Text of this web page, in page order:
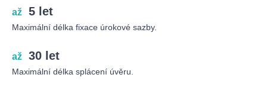
až 5 let
Maximální délka fixace úrokové sazby.
až 30 let
Maximální délka splácení úvěru.